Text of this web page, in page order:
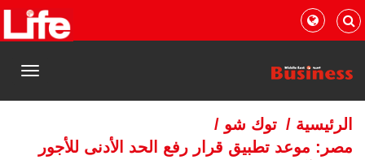
القائمة
الرئيسية / توك شو /
مصر: موعد تطبيق قرار رفع الحد الأدنى للأجور